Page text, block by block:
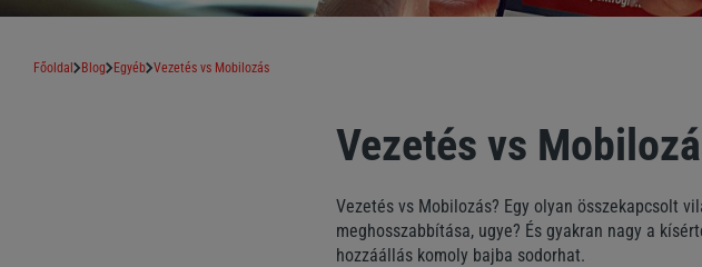
Főoldal Blog Egyéb Vezetés vs Mobilozás
Vezetés vs
Vezetés vs Mobilozás? Egy olyan összekapcsolt
meghosszabbítása, ugye? És gyakran nagy a
hozzáállás komoly bajba sodorhat.